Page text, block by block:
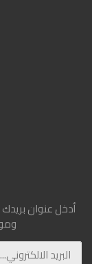
أدخل عنوان بريدك